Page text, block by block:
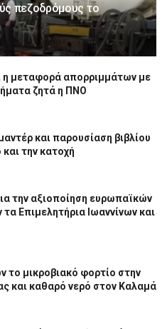
πεζοδρόμους το
η μεταφορά απορριμμάτων με
ζητά η ΠΝΟ
και παρουσίαση βιβλίου
την κατοχή
την αξιοποίηση ευρωπαϊκών
Επιμελητήρια Ιωαννίνων και
το μικροβιακό φορτίο στην
και καθαρό νερό στον Καλαμά